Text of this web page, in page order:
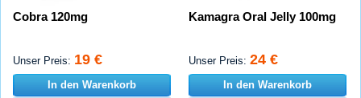
Cobra 120mg
Unser Preis: 19 €
In den Warenkorb
Kamagra Oral Jelly 100mg
Unser Preis: 24 €
In den Warenkorb